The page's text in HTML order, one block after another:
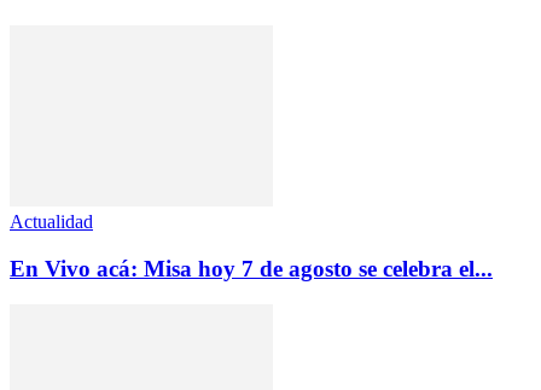
Actualidad
En Vivo acá: Misa hoy 7 de agosto se celebra el...